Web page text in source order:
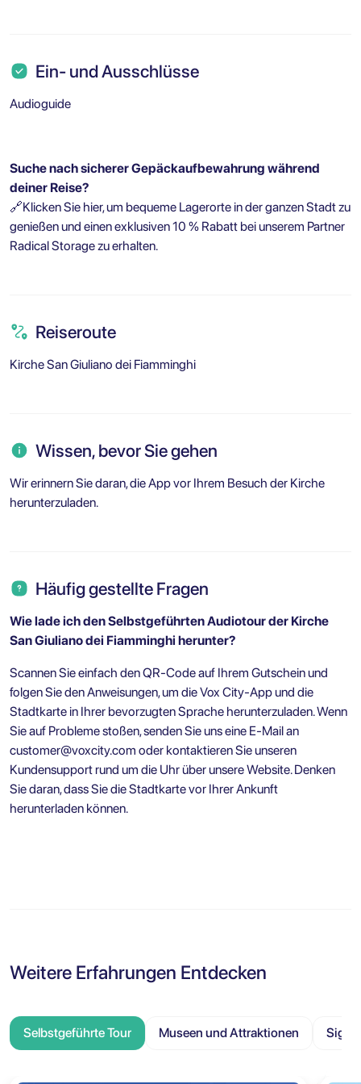
Ein- und Ausschlüsse
Audioguide
Suche nach sicherer Gepäckaufbewahrung während
deiner Reise?
🔗Klicken Sie hier, um bequeme Lagerorte in der ganzen Stadt zu
genießen und einen exklusiven 10 % Rabatt bei unserem Partner
Radical Storage zu erhalten.
Reiseroute
Kirche San Giuliano dei Fiamminghi
Wissen, bevor Sie gehen
Wir erinnern Sie daran, die App vor Ihrem Besuch der Kirche
herunterzuladen.
Häufig gestellte Fragen
Wie lade ich den Selbstgeführten Audiotour der Kirche
San Giuliano dei Fiamminghi herunter?
Scannen Sie einfach den QR-Code auf Ihrem Gutschein und
folgen Sie den Anweisungen, um die Vox City-App und die
Stadtkarte in Ihrer bevorzugten Sprache herunterzuladen. Wenn
Sie auf Probleme stoßen, senden Sie uns eine E-Mail an
customer@voxcity.com oder kontaktieren Sie unseren
Kundensupport rund um die Uhr über unsere Website. Denken
Sie daran, dass Sie die Stadtkarte vor Ihrer Ankunft
herunterladen können.
Weitere Erfahrungen Entdecken
Selbstgeführte Tour Museen und Attraktionen